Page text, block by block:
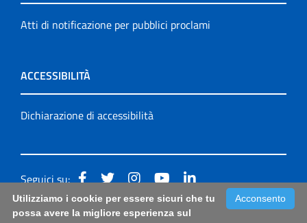
Atti di notificazione per pubblici proclami
ACCESSIBILITÀ
Dichiarazione di accessibilità
Seguici su:
Accessibilità: form di segnalazione di prima istanza per
Acconsento
Utilizziamo i cookie per essere sicuri che tu
possa avere la migliore esperienza sul